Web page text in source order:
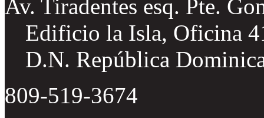
Av. Tiradentes esq. Pte.
Edificio la Isla, Oficina
D.N. República
809-519-3674